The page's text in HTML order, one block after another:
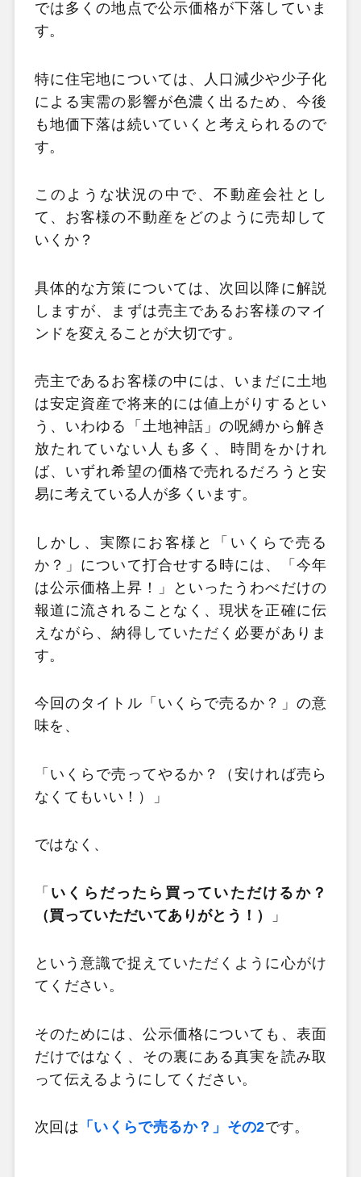
では多くの地点で公示価格が下落していま
す。
特に住宅地については、人口減少や少子化
による実需の影響が色濃く出るため、今後
も地価下落は続いていくと考えられるので
す。
このような状況の中で、不動産会社とし
て、お客様の不動産をどのように売却して
いくか？
具体的な方策については、次回以降に解説
しますが、まずは売主であるお客様のマイ
ンドを変えることが大切です。
売主であるお客様の中には、いまだに土地
は安定資産で将来的には値上がりするとい
う、いわゆる「土地神話」の呪縛から解き
放たれていない人も多く、時間をかけれ
ば、いずれ希望の価格で売れるだろうと安
易に考えている人が多くいます。
しかし、実際にお客様と「いくらで売る
か？」について打合せする時には、「今年
は公示価格上昇！」といったうわべだけの
報道に流されることなく、現状を正確に伝
えながら、納得していただく必要がありま
す。
今回のタイトル「いくらで売るか？」の意
味を、
「いくらで売ってやるか？（安ければ売ら
なくてもいい！）」
ではなく、
「 いくらだったら買っていただけるか？
（買っていただいてありがとう！）
」
という意識で捉えていただくように心がけ
てください。
そのためには、公示価格についても、表面
だけではなく、その裏にある真実を読み取
って伝えるようにしてください。
次回は 「いくらで売るか？」その2です。